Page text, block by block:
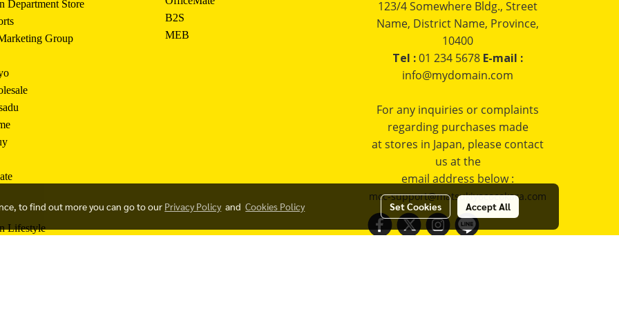
Department Store
Group
Lifestyle
B2S
MEB
123/4 Somewhere Bldg., Street
Name, District Name, Province,
10400
Tel :01 234 5678 E-mail :
info@mydomain.com
For any inquiries or complaints
regarding purchases made
at stores in Japan, please contact
us at the
email address below :
mcc-support@matsukiyococokara.com
to find out more you can go to our Privacy PolicyandCookies Policy Set Cookies Accept All